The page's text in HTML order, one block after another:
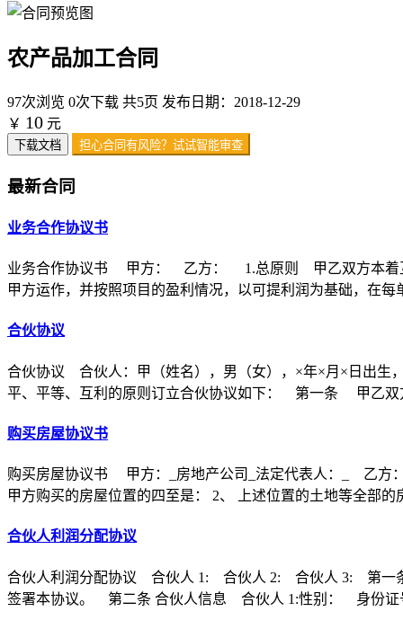
农产品加工合同
97次浏览 0次下载 共5页 发布日期：2018-12-29
￥ 10 元
下载文档 担心合同有风险？试试智能审查
最新合同
业务合作协议书
业务合作协议书 甲方： 乙方： 1.总原则 甲乙双方本着互
甲方运作，并按照项目的盈利情况，以可提利润为基础，在每
合伙协议
合伙协议 合伙人：甲（姓名），男（女），×年×月×日出
平、平等、互利的原则订立合伙协议如下： 第一条 甲乙双
购买房屋协议书
购买房屋协议书 甲方：_房地产公司_法定代表人：_ 乙方
甲方购买的房屋位置的四至是： 2、 上述位置的土地等全部的
合伙人利润分配协议
合伙人利润分配协议 合伙人 1: 合伙人 2: 合伙人 3: 第一条
签署本协议。 第二条 合伙人信息 合伙人 1:性别： 身份